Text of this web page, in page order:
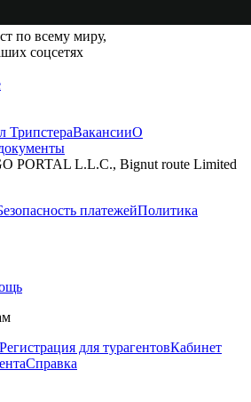
по всему миру,
соцсетях
ТрипстераВакансииО
PORTAL L.L.C., Bignut route Limited
платежейПолитика
Регистрация для турагентовКабинет
Справка